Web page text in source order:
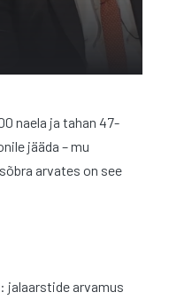
naela ja tahan 47-
jääda – mu
arvates on see
jalaarstide arvamus